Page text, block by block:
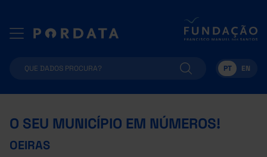
PT EN
O SEU MUNICÍPIO EM NÚMEROS!
OEIRAS